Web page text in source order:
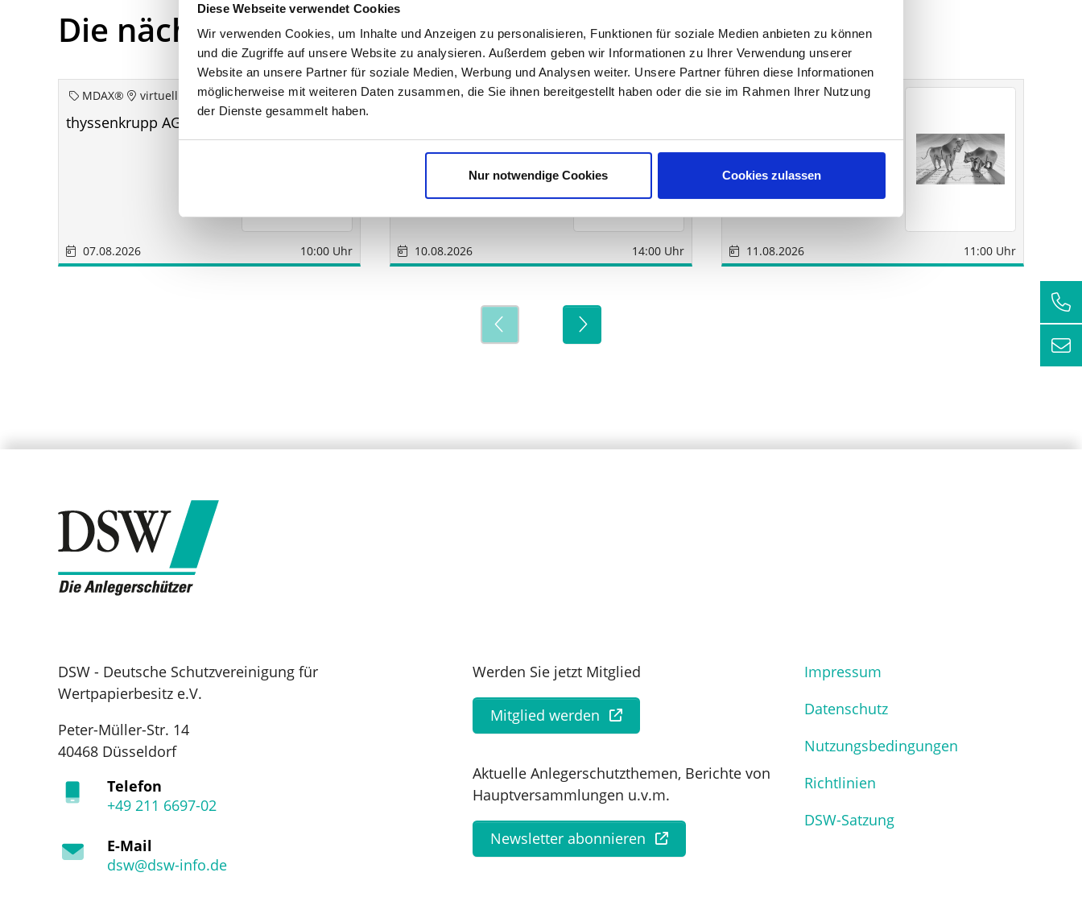
Diese Webseite verwendet Cookies
Wir verwenden Cookies, um Inhalte und Anzeigen zu personalisieren, Funktionen für soziale Medien anbieten zu können
und die Zugriffe auf unsere Website zu analysieren. Außerdem geben wir Informationen zu Ihrer Verwendung unserer
Website an unsere Partner für soziale Medien, Werbung und Analysen weiter. Unsere Partner führen diese Informationen
möglicherweise mit weiteren Daten zusammen, die Sie ihnen bereitgestellt haben oder die sie im Rahmen Ihrer Nutzung
der Dienste gesammelt haben.
Nur notwendige Cookies Cookies zulassen
Die nächsten Termine
MDAX® virtuell
thyssenkrupp AG aoHV
07.08.2026 10:00 Uhr
Sonstige München
10.08.2026 14:00 Uhr
Sonstige Sindelfingen
Wirtschaftsberatungs
AG
11.08.2026 11:00 Uhr
DSW - Deutsche Schutzvereinigung für
Wertpapierbesitz e.V.
Peter-Müller-Str. 14
40468 Düsseldorf
Telefon
+49 211 6697-02
E-Mail
dsw@dsw-info.de
Werden Sie jetzt Mitglied
Mitglied werden
Aktuelle Anlegerschutzthemen, Berichte von
Hauptversammlungen u.v.m.
Newsletter abonnieren
Impressum
Datenschutz
Nutzungsbedingungen
Richtlinien
DSW-Satzung